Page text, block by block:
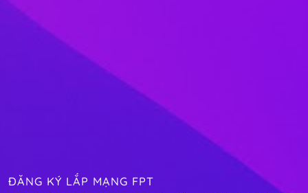
ĐĂNG KÝ LẮP MẠNG FPT